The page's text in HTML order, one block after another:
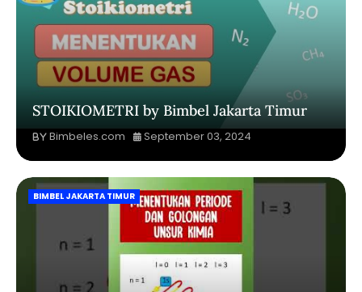
STOIKIOMETRI by Bimbel Jakarta Timur
Bimbeles.com September 03, 2024
BIMBEL JAKARTA TIMUR